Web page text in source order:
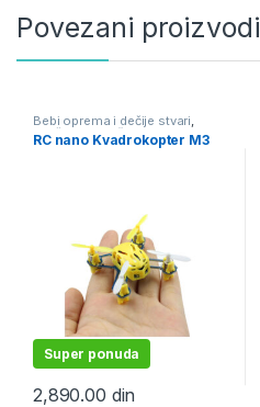
Povezani proizvodi
Bebi oprema i dečije stvari
Igračke i igre i školski pribor ,
Igračke na daljinski
RC nano Kvadrokopter M3
Super ponuda
2,890.00 din